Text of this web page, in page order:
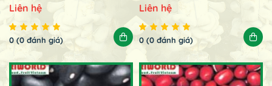
Liên hệ
0 (0 đánh giá)
Liên hệ
0 (0 đánh giá)